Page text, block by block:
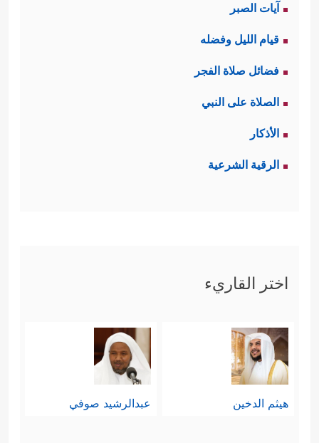
آيات الصبر
قيام الليل وفضله
فضائل صلاة الفجر
الصلاة على النبي
الأذكار
الرقية الشرعية
اختر القاريء
هيثم الدخين عبدالرشيد صوفي